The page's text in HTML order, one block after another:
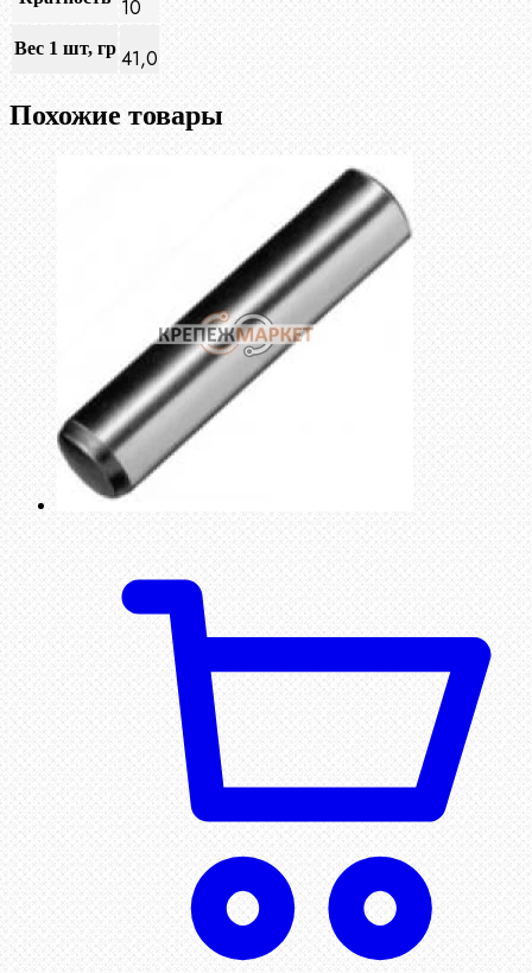
10
Вес 1 шт, гр 41,0
Похожие товары